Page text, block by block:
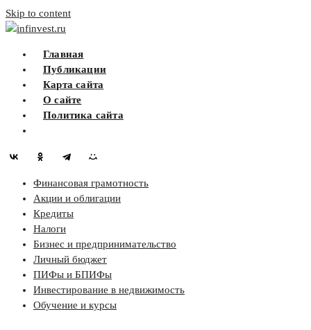
Skip to content
infinvest.ru
Главная
Публикации
Карта сайта
О сайте
Политика сайта
Финансовая грамотность
Акции и облигации
Кредиты
Налоги
Бизнес и предпринимательство
Личный бюджет
ПИФы и БПИФы
Инвестирование в недвижимость
Обучение и курсы